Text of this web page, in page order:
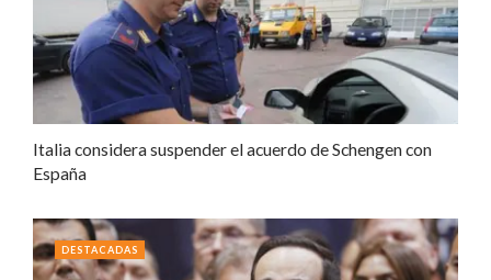
Italia considera suspender el acuerdo de Schengen con
España
DESTACADAS